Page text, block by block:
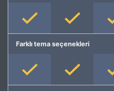
Farklı tema seçenekleri